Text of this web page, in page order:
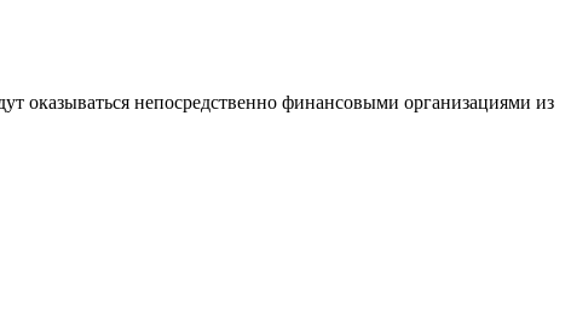
оказываться непосредственно финансовыми организациями из